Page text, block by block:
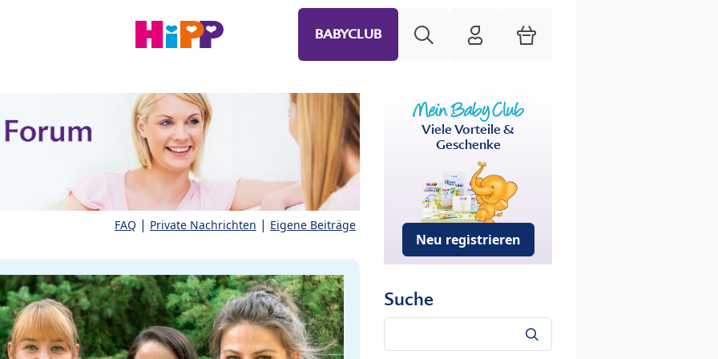
BABYCLUB HiPP Mein Babyclub
Warenkorb
FAQ | Private Nachrichten | Eigene Beiträge
Viele Vorteile &
Geschenke
Neu registrieren
Suche